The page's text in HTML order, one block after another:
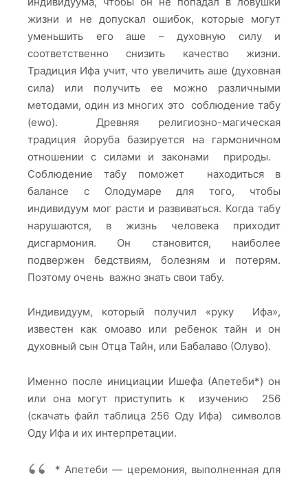
жизни и не допускал ошибок, которые могут
уменьшить его аше – духовную силу и
соответственно снизить качество жизни.
Традиция Ифа учит, что увеличить аше (духовная
сила) или получить ее можно различными
методами, один из многих это соблюдение табу
(ewo). Древняя религиозно-магическая
традиция йоруба базируется на гармоничном
отношении с силами и законами природы.
Соблюдение табу поможет находиться в
балансе с Олодумаре для того, чтобы
индивидуум мог расти и развиваться. Когда табу
нарушаются, в жизнь человека приходит
дисгармония. Он становится, наиболее
подвержен бедствиям, болезням и потерям.
Поэтому очень важно знать свои табу.
Индивидуум, который получил «руку Ифа»,
известен как омоаво или ребенок тайн и он
духовный сын Отца Тайн, или Бабалаво (Олуво).
Именно после инициации Ишефа (Апетеби*) он
или она могут приступить к изучению 256
(скачать файл таблица 256 Оду Ифа) символов
Оду Ифа и их интерпретации.
* Апетеби — церемония, выполненная для